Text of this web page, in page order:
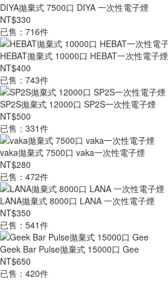
DIYA拋棄式 7500口 DIYA 一次性電子煙
NT$330
已售：716件
HEBAT拋棄式 10000口 HEBAT一次性電子煙
NT$400
已售：743件
SP2S拋棄式 12000口 SP2S一次性電子煙
NT$500
已售：331件
vaka拋棄式 7500口 vaka一次性電子煙
NT$280
已售：472件
LANA拋棄式 8000口 LANA 一次性電子煙
NT$350
已售：541件
Geek Bar Pulse拋棄式 15000口 Gee
NT$650
已售：420件